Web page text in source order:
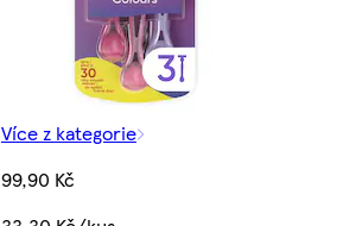
Více z kategorie
99,90 Kč